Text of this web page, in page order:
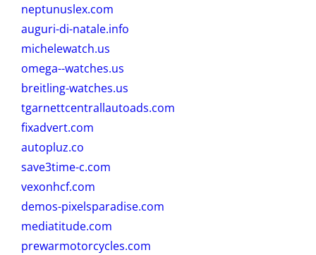
neptunuslex.com
auguri-di-natale.info
michelewatch.us
omega--watches.us
breitling-watches.us
tgarnettcentrallautoads.com
fixadvert.com
autopluz.co
save3time-c.com
vexonhcf.com
demos-pixelsparadise.com
mediatitude.com
prewarmotorcycles.com